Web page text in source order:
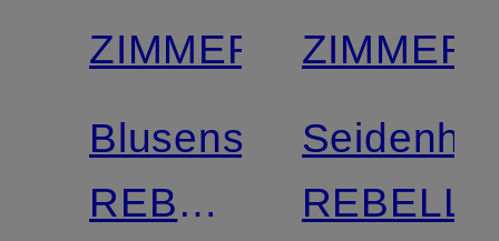
ZIMMERMANN
Blusenshirt
REBELLION